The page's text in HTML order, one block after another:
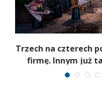
Trzech na czterech
firmę. Innym już